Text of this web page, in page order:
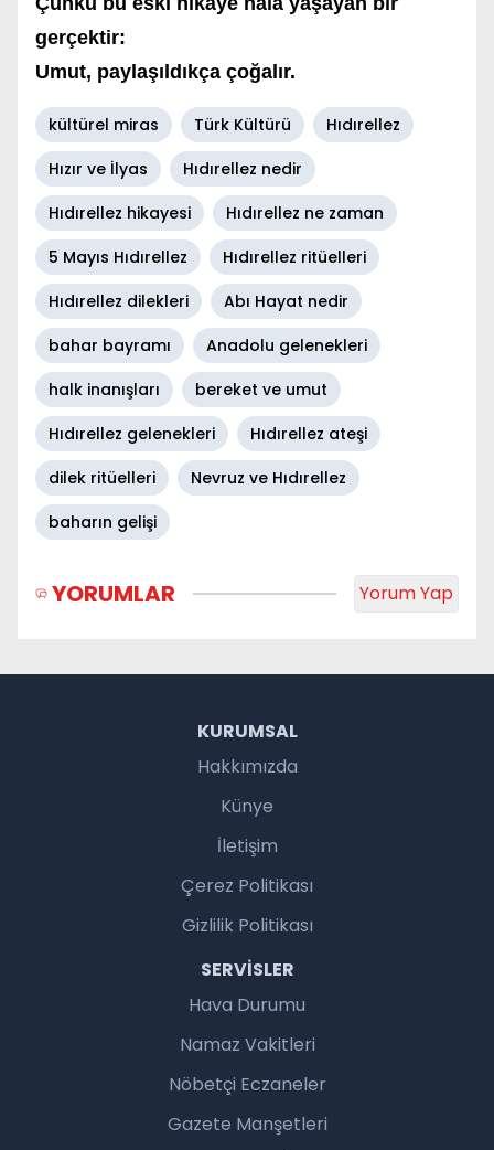
gerçektir:
Umut, paylaşıldıkça çoğalır.
kültürel miras Türk Kültürü
Hıdırellez
Hızır ve İlyas
Hıdırellez nedir
Hıdırellez hikayesi
Hıdırellez ne zaman
5 Mayıs Hıdırellez
Hıdırellez ritüelleri
Hıdırellez dilekleri
Abı Hayat nedir
bahar bayramı
Anadolu gelenekleri
halk inanışları
bereket ve umut
Hıdırellez gelenekleri
Hıdırellez ateşi
dilek ritüelleri
Nevruz ve Hıdırellez
baharın gelişi
YORUMLAR Yorum Yap
KURUMSAL
Hakkımızda
Künye
İletişim
Çerez Politikası
Gizlilik Politikası
SERVISLER
Hava Durumu
Namaz Vakitleri
Nöbetçi Eczaneler
Gazete Manşetleri